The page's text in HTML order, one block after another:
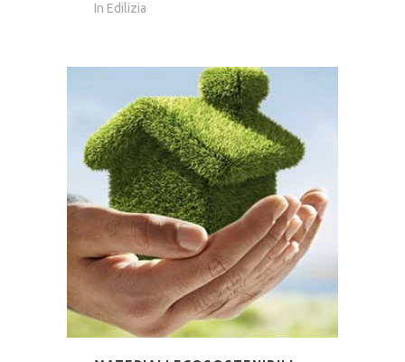
In Edilizia